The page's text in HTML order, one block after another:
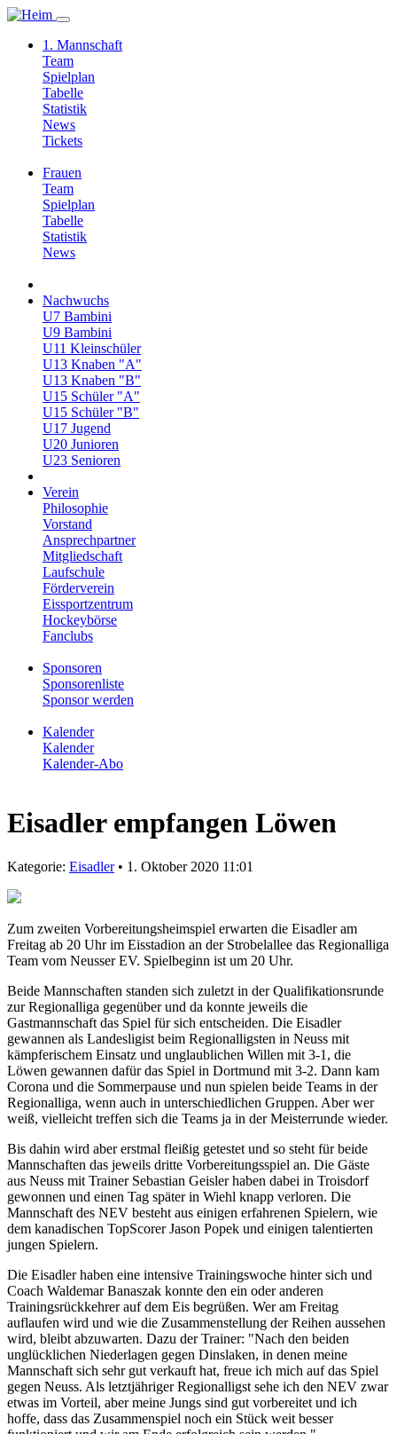
1. Mannschaft
Team
Spielplan
Tabelle
Statistik
News
Tickets
Frauen
Team
Spielplan
Tabelle
Statistik
News
Nachwuchs
U7 Bambini
U9 Bambini
U11 Kleinschüler
U13 Knaben "A"
U13 Knaben "B"
U15 Schüler "A"
U15 Schüler "B"
U17 Jugend
U20 Junioren
U23 Senioren
Verein
Philosophie
Vorstand
Ansprechpartner
Mitgliedschaft
Laufschule
Förderverein
Eissportzentrum
Hockeybörse
Fanclubs
Sponsoren
Sponsorenliste
Sponsor werden
Kalender
Kalender
Kalender-Abo
Eisadler empfangen Löwen
Kategorie: Eisadler• 1. Oktober 2020 11:01
Zum zweiten Vorbereitungsheimspiel erwarten die Eisadler am
Freitag ab 20 Uhr im Eisstadion an der Strobelallee das Regionalliga
Team vom Neusser EV. Spielbeginn ist um 20 Uhr.
Beide Mannschaften standen sich zuletzt in der Qualifikationsrunde
zur Regionalliga gegenüber und da konnte jeweils die
Gastmannschaft das Spiel für sich entscheiden. Die Eisadler
gewannen als Landesligist beim Regionalligsten in Neuss mit
kämpferischem Einsatz und unglaublichen Willen mit 3-1, die
Löwen gewannen dafür das Spiel in Dortmund mit 3-2. Dann kam
Corona und die Sommerpause und nun spielen beide Teams in der
Regionalliga, wenn auch in unterschiedlichen Gruppen. Aber wer
weiß, vielleicht treffen sich die Teams ja in der Meisterrunde wieder.
Bis dahin wird aber erstmal fleißig getestet und so steht für beide
Mannschaften das jeweils dritte Vorbereitungsspiel an. Die Gäste
aus Neuss mit Trainer Sebastian Geisler haben dabei in Troisdorf
gewonnen und einen Tag später in Wiehl knapp verloren. Die
Mannschaft des NEV besteht aus einigen erfahrenen Spielern, wie
dem kanadischen TopScorer Jason Popek und einigen talentierten
jungen Spielern.
Die Eisadler haben eine intensive Trainingswoche hinter sich und
Coach Waldemar Banaszak konnte den ein oder anderen
Trainingsrückkehrer auf dem Eis begrüßen. Wer am Freitag
auflaufen wird und wie die Zusammenstellung der Reihen aussehen
wird, bleibt abzuwarten. Dazu der Trainer: "Nach den beiden
unglücklichen Niederlagen gegen Dinslaken, in denen meine
Mannschaft sich sehr gut verkauft hat, freue ich mich auf das Spiel
gegen Neuss. Als letztjähriger Regionalligst sehe ich den NEV zwar
etwas im Vorteil, aber meine Jungs sind gut vorbereitet und ich
hoffe, dass das Zusammenspiel noch ein Stück weit besser